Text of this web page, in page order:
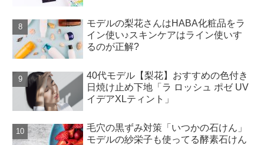
モデルの梨花さんはHABA化粧品をラ
イン使い♪スキンケアはライン使いす
るのが正解?
40代モデル【梨花】おすすめの色付き
日焼け止め下地「ラ ロッシュ ポゼ UV
イデアXLティント」
毛穴の黒ずみ対策「いつかの石けん」
モデルの紗栄子も使ってる酵素石けん